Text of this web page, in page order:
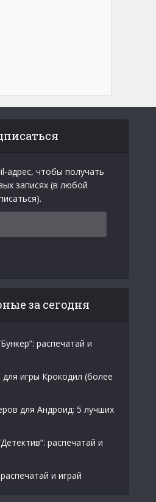
адрес, чтобы получать
записях (в любой
за сегодня
распечатай и
игры Крокодил (более
для Андроид: 5 лучших
распечатай и
и играй